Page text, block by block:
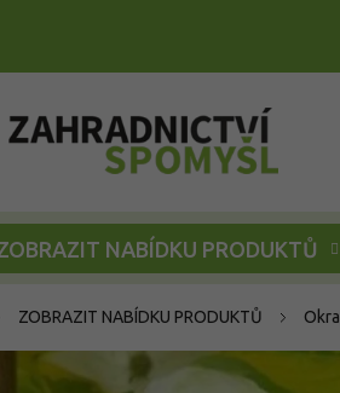
NABÍDKU PRODUKTŮ
ZOBRAZIT NABÍDKU PRODUKTŮ